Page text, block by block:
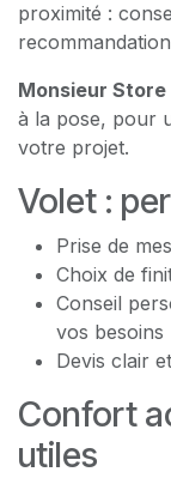
proximité :
Monsieur Store
à la pose, pour
votre projet.
Volet :
Prise de
Choix de
Conseil
vos besoins
Devis clair
Confort
utiles